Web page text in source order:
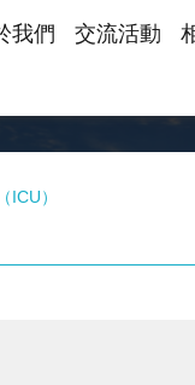
我們 交流活動
ICU）